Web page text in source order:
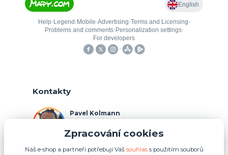
Kontakty
Pavel Kolmann
(Po-Ne, 8:00-17:00 hod.)
Zpracování cookies
Náš e-shop a partneři potřebují Váš souhlass použitím souborů